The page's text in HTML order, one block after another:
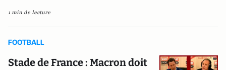
1 min de lecture
FOOTBALL
Stade de France : Macron doit